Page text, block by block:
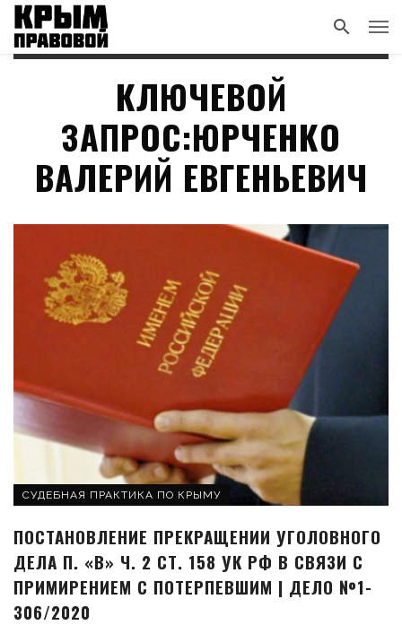
КЛЮЧЕВОЙ
ЗАПРОС:ЮРЧЕНКО
ВАЛЕРИЙ ЕВГЕНЬЕВИЧ
СУДЕБНАЯ ПРАКТИКА ПО КРЫМУ
ПОСТАНОВЛЕНИЕ ПРЕКРАЩЕНИИ УГОЛОВНОГО
ДЕЛА П. «В» Ч. 2 СТ. 158 УК РФ В СВЯЗИ С
ПРИМИРЕНИЕМ С ПОТЕРПЕВШИМ | ДЕЛО №1-
306/2020